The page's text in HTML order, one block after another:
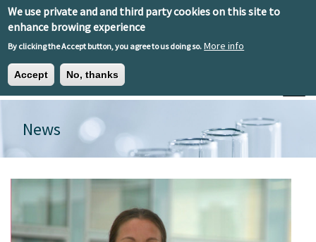
We use private and and third party cookies on this site to
enhance browing experience
By clicking the Accept button, you agree to us doing so. More info
Accept No, thanks
Skip to main content
Toggle
EN ESEU
News